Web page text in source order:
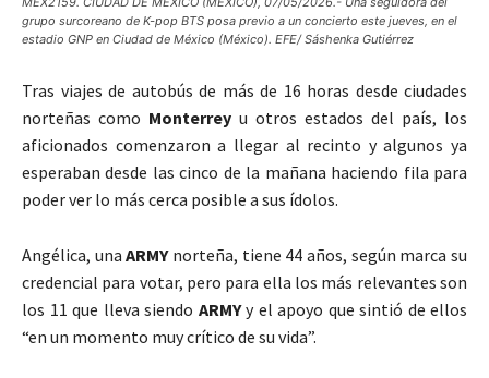
grupo surcoreano de K-pop BTS posa previo a un concierto este jueves, en el
estadio GNP en Ciudad de México (México). EFE/ Sáshenka Gutiérrez
Tras viajes de autobús de más de 16 horas desde ciudades
norteñas como Monterrey u otros estados del país, los
aficionados comenzaron a llegar al recinto y algunos ya
esperaban desde las cinco de la mañana haciendo fila para
poder ver lo más cerca posible a sus ídolos.
Angélica, unaARMYnorteña, tiene 44 años, según marca su
credencial para votar, pero para ella los más relevantes son
los 11 que lleva siendo ARMYy el apoyo que sintió de ellos
“en un momento muy crítico de su vida”.